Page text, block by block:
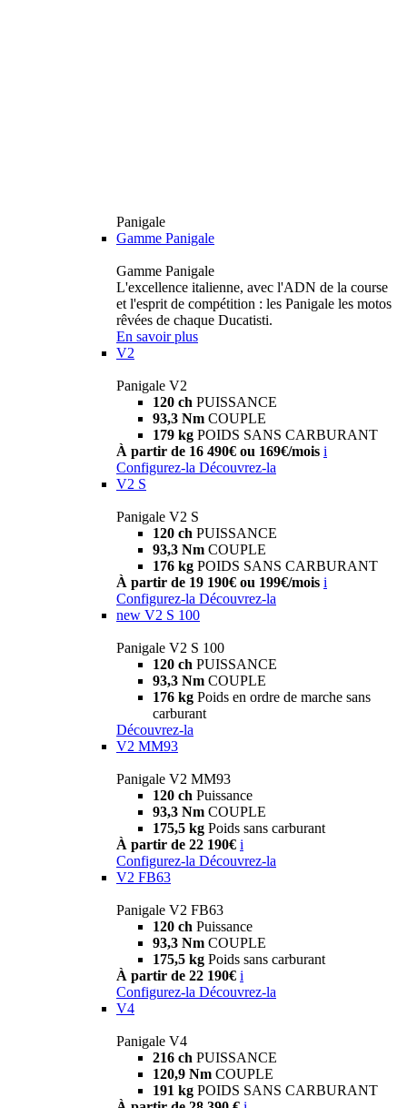
Panigale
Gamme Panigale
Gamme Panigale
L'excellence italienne, avec l'ADN de la course
et l'esprit de compétition : les Panigale les motos
rêvées de chaque Ducatisti.
En savoir plus
V2
Panigale V2
120 ch PUISSANCE
93,3 Nm COUPLE
179 kg POIDS SANS CARBURANT
À partir de 16 490€ ou 169€/mois i
Configurez-la Découvrez-la
V2 S
Panigale V2 S
120 ch PUISSANCE
93,3 Nm COUPLE
176 kg POIDS SANS CARBURANT
À partir de 19 190€ ou 199€/mois i
Configurez-la Découvrez-la
new V2 S 100
Panigale V2 S 100
120 ch PUISSANCE
93,3 Nm COUPLE
176 kg Poids en ordre de marche sans
carburant
Découvrez-la
V2 MM93
Panigale V2 MM93
120 ch Puissance
93,3 Nm COUPLE
175,5 kg Poids sans carburant
À partir de 22 190€ i
Configurez-la Découvrez-la
V2 FB63
Panigale V2 FB63
120 ch Puissance
93,3 Nm COUPLE
175,5 kg Poids sans carburant
À partir de 22 190€ i
Configurez-la Découvrez-la
V4
Panigale V4
216 ch PUISSANCE
120,9 Nm COUPLE
191 kg POIDS SANS CARBURANT